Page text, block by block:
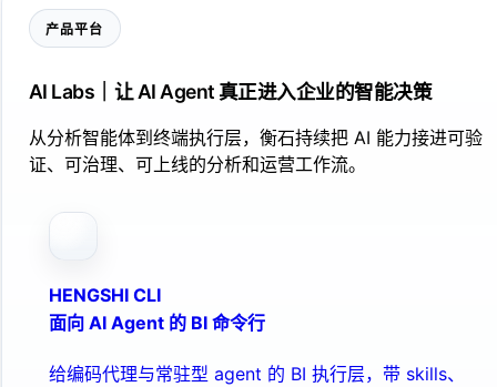
产品平台
AI Labs｜让 AI Agent 真正进入企业的智能决策
从分析智能体到终端执行层，衡石持续把 AI 能力接进可验
证、可治理、可上线的分析和运营工作流。
HENGSHI CLI
面向 AI Agent 的 BI 命令行
给编码代理与常驻型 agent 的 BI 执行层，带 skills、